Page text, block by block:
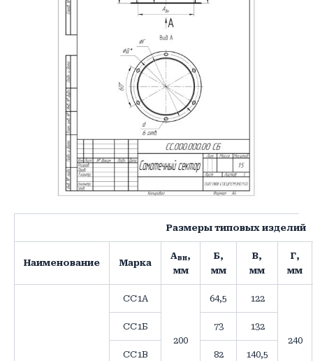
Размеры типовых изделий
Наименование Марка
Авн,
мм
Б,
мм
В,
мм
Г,
мм
СС1А
200
64,5 122
240
СС1Б 73 132
СС1В 82 140,5